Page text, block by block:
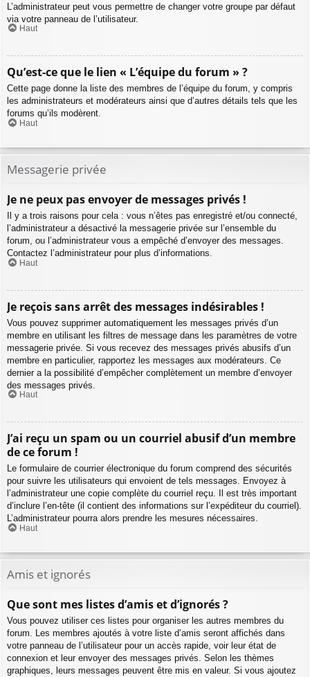
L’administrateur peut vous permettre de changer votre groupe par défaut
via votre panneau de l’utilisateur.
Haut
Qu’est-ce que le lien « L’équipe du forum » ?
Cette page donne la liste des membres de l’équipe du forum, y compris
les administrateurs et modérateurs ainsi que d’autres détails tels que les
forums qu’ils modèrent.
Haut
Messagerie privée
Je ne peux pas envoyer de messages privés !
Il y a trois raisons pour cela : vous n’êtes pas enregistré et/ou connecté,
l’administrateur a désactivé la messagerie privée sur l’ensemble du
forum, ou l’administrateur vous a empêché d’envoyer des messages.
Contactez l’administrateur pour plus d’informations.
Haut
Je reçois sans arrêt des messages indésirables !
Vous pouvez supprimer automatiquement les messages privés d’un
membre en utilisant les filtres de message dans les paramètres de votre
messagerie privée. Si vous recevez des messages privés abusifs d’un
membre en particulier, rapportez les messages aux modérateurs. Ce
dernier a la possibilité d’empêcher complètement un membre d’envoyer
des messages privés.
Haut
J’ai reçu un spam ou un courriel abusif d’un membre
de ce forum !
Le formulaire de courrier électronique du forum comprend des sécurités
pour suivre les utilisateurs qui envoient de tels messages. Envoyez à
l’administrateur une copie complète du courriel reçu. Il est très important
d’inclure l’en-tête (il contient des informations sur l’expéditeur du courriel).
L’administrateur pourra alors prendre les mesures nécessaires.
Haut
Amis et ignorés
Que sont mes listes d’amis et d’ignorés ?
Vous pouvez utiliser ces listes pour organiser les autres membres du
forum. Les membres ajoutés à votre liste d’amis seront affichés dans
votre panneau de l’utilisateur pour un accès rapide, voir leur état de
connexion et leur envoyer des messages privés. Selon les thèmes
graphiques, leurs messages peuvent être mis en valeur. Si vous ajoutez